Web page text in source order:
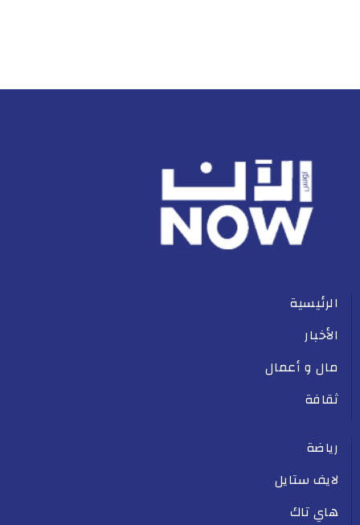
الرئيسية
الأخبار
مال و أعمال
ثقافة
رياضة
لايف ستايل
هاي تاك